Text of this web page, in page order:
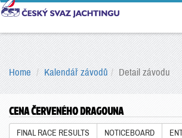
Home Kalendář závodů Detail závodu
CENA ČERVENÉHO DRAGOUNA
FINAL RACE RESULTS NOTICEBOARD